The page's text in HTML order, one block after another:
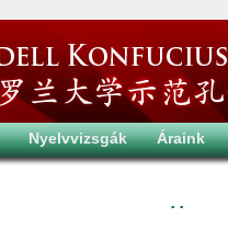
Nyelvvizsgák Áraink
. .